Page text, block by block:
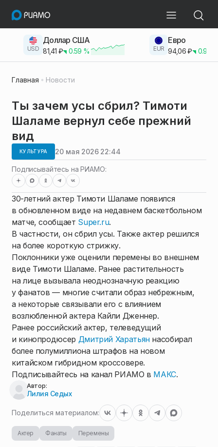
USD
Доллар США
81,41 ₽ 0.59 % EUR
Евро
94,06₽ 0.93
Главная Новости
Ты зачем усы сбрил? Тимоти
Шаламе вернул себе прежний
вид
КУЛЬТУРА 20 мая 2026 22:44
Подписывайтесь на РИАМО:
30-летний актер Тимоти Шаламе появился
в обновленном виде на недавнем баскетбольном
матче, сообщает Super.ru.
В частности, он сбрил усы. Также актер решился
на более короткую стрижку.
Поклонники уже оценили перемены во внешнем
виде Тимоти Шаламе. Ранее растительность
на лице вызывала неоднозначную реакцию
у фанатов — многие считали образ небрежным,
а некоторые связывали его с влиянием
возлюбленной актера Кайли Дженнер.
Ранее российский актер, телеведущий
и кинопродюсер Дмитрий Харатьяннасобирал
более полумиллиона штрафов на новом
китайском гибридном кроссовере.
Подписывайтесь на канал РИАМО в МАКС.
Автор:
Лилия Седых
Поделиться материалом:
Актер Фанаты Перемены